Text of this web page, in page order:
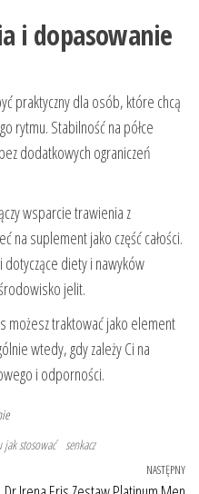
i dopasowanie
praktyczny dla osób, które chcą
rytmu. Stabilność na półce
dodatkowych ograniczeń
wsparcie trawienia z
suplement jako część całości.
diety i nawyków
jelit.
możesz traktować jako element
wtedy, gdy zależy Ci na
i odporności.
stosować senkacz
NASTĘPNY